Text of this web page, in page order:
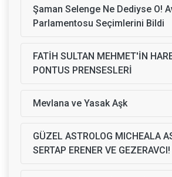
Şaman Selenge Ne Dediyse O!
Parlamentosu Seçimlerini Bildi
FATİH SULTAN MEHMET'İN
PONTUS PRENSESLERİ
Mevlana ve Yasak Aşk
GÜZEL ASTROLOG MICHEALA
SERTAP ERENER VE GEZERAVCI!